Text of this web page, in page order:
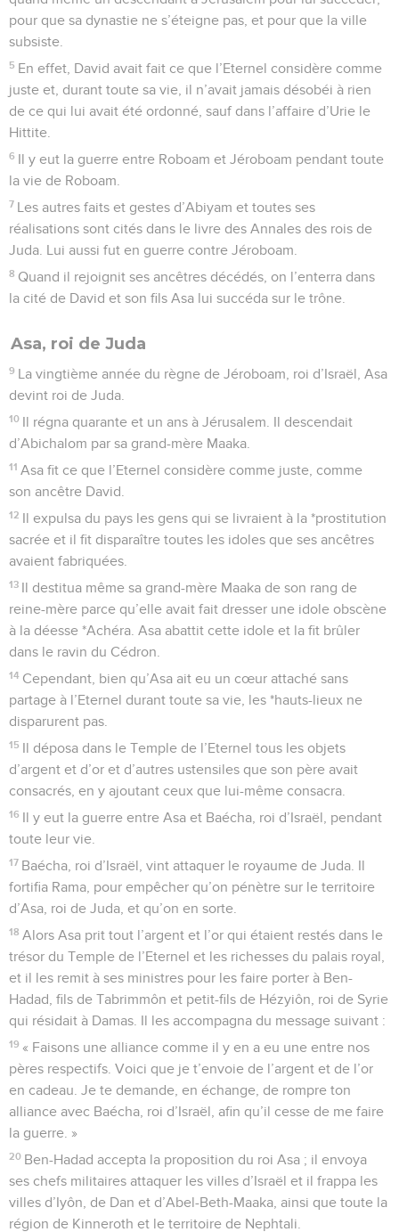
pour que sa dynastie ne s’éteigne pas, et pour que la ville
subsiste.
5 En effet, David avait fait ce que l’Eternel considère comme
juste et, durant toute sa vie, il n’avait jamais désobéi à rien
de ce qui lui avait été ordonné, sauf dans l’affaire d’Urie le
Hittite.
6 Il y eut la guerre entre Roboam et Jéroboam pendant toute
la vie de Roboam.
7 Les autres faits et gestes d’Abiyam et toutes ses
réalisations sont cités dans le livre des Annales des rois de
Juda. Lui aussi fut en guerre contre Jéroboam.
8 Quand il rejoignit ses ancêtres décédés, on l’enterra dans
la cité de David et son fils Asa lui succéda sur le trône.
Asa, roi de Juda
9 La vingtième année du règne de Jéroboam, roi d’Israël, Asa
devint roi de Juda.
10 Il régna quarante et un ans à Jérusalem. Il descendait
d’Abichalom par sa grand-mère Maaka.
11 Asa fit ce que l’Eternel considère comme juste, comme
son ancêtre David.
12 Il expulsa du pays les gens qui se livraient à la *prostitution
sacrée et il fit disparaître toutes les idoles que ses ancêtres
avaient fabriquées.
13 Il destitua même sa grand-mère Maaka de son rang de
reine-mère parce qu’elle avait fait dresser une idole obscène
à la déesse *Achéra. Asa abattit cette idole et la fit brûler
dans le ravin du Cédron.
14 Cependant, bien qu’Asa ait eu un cœur attaché sans
partage à l’Eternel durant toute sa vie, les *hauts-lieux ne
disparurent pas.
15 Il déposa dans le Temple de l’Eternel tous les objets
d’argent et d’or et d’autres ustensiles que son père avait
consacrés, en y ajoutant ceux que lui-même consacra.
16 Il y eut la guerre entre Asa et Baécha, roi d’Israël, pendant
toute leur vie.
17 Baécha, roi d’Israël, vint attaquer le royaume de Juda. Il
fortifia Rama, pour empêcher qu’on pénètre sur le territoire
d’Asa, roi de Juda, et qu’on en sorte.
18 Alors Asa prit tout l’argent et l’or qui étaient restés dans le
trésor du Temple de l’Eternel et les richesses du palais royal,
et il les remit à ses ministres pour les faire porter à Ben-
Hadad, fils de Tabrimmôn et petit-fils de Hézyiôn, roi de Syrie
qui résidait à Damas. Il les accompagna du message suivant :
19 « Faisons une alliance comme il y en a eu une entre nos
pères respectifs. Voici que je t’envoie de l’argent et de l’or
en cadeau. Je te demande, en échange, de rompre ton
alliance avec Baécha, roi d’Israël, afin qu’il cesse de me faire
la guerre. »
20 Ben-Hadad accepta la proposition du roi Asa ; il envoya
ses chefs militaires attaquer les villes d’Israël et il frappa les
villes d’Iyôn, de Dan et d’Abel-Beth-Maaka, ainsi que toute la
région de Kinneroth et le territoire de Nephtali.